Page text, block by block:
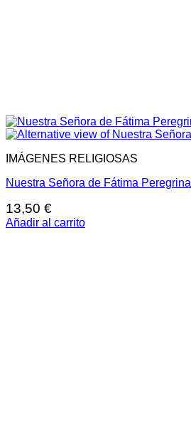
IMÁGENES RELIGIOSAS
Nuestra Señora de Fátima Peregrina
13,50 €
Añadir al carrito